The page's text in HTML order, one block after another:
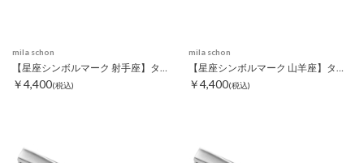
mila schon
【星座シンボルマーク 射手座】タイピン
￥4,400(税込)
mila schon
【星座シンボルマーク 山羊座】タイピン
￥4,400(税込)